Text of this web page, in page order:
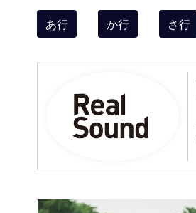
あ行 か行 さ行